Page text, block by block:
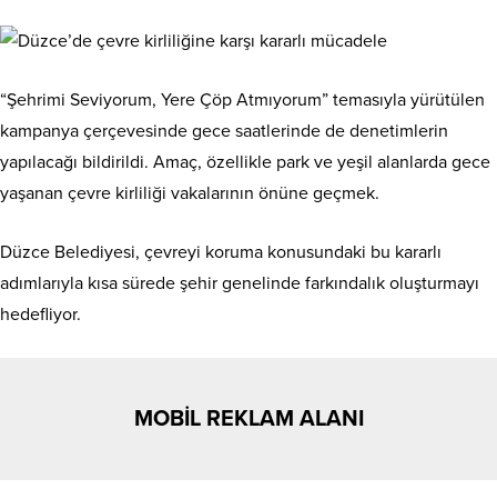
“Şehrimi Seviyorum, Yere Çöp Atmıyorum” temasıyla yürütülen
kampanya çerçevesinde gece saatlerinde de denetimlerin
yapılacağı bildirildi. Amaç, özellikle park ve yeşil alanlarda gece
yaşanan çevre kirliliği vakalarının önüne geçmek.
Düzce Belediyesi, çevreyi koruma konusundaki bu kararlı
adımlarıyla kısa sürede şehir genelinde farkındalık oluşturmayı
hedefliyor.
MOBİL REKLAM ALANI